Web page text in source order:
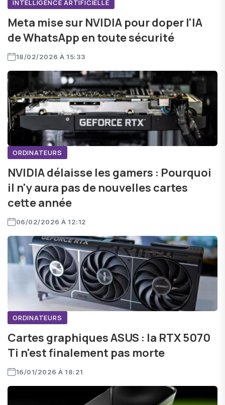
INTELLIGENCE ARTIFICIELLE
Meta mise sur NVIDIA pour doper l'IA
de WhatsApp en toute sécurité
18/02/2026 À 15:33
ORDINATEURS
NVIDIA délaisse les gamers : Pourquoi
il n'y aura pas de nouvelles cartes
cette année
06/02/2026 À 12:12
ORDINATEURS
Cartes graphiques ASUS : la RTX 5070
Ti n'est finalement pas morte
16/01/2026 À 18:21